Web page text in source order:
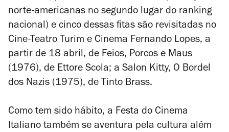
norte-americanas no segundo lugar do ranking
nacional) e cinco dessas fitas são revisitadas no
Cine-Teatro Turim e Cinema Fernando Lopes, a
partir de 18 abril, de Feios, Porcos e Maus
(1976), de Ettore Scola; a Salon Kitty, O Bordel
dos Nazis (1975), de Tinto Brass.
Como tem sido hábito, a Festa do Cinema
Italiano também se aventura pela cultura além